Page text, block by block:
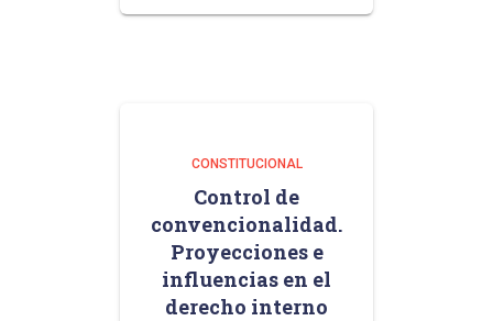
CONSTITUCIONAL
Control de
convencionalidad.
Proyecciones e
influencias en el
derecho interno